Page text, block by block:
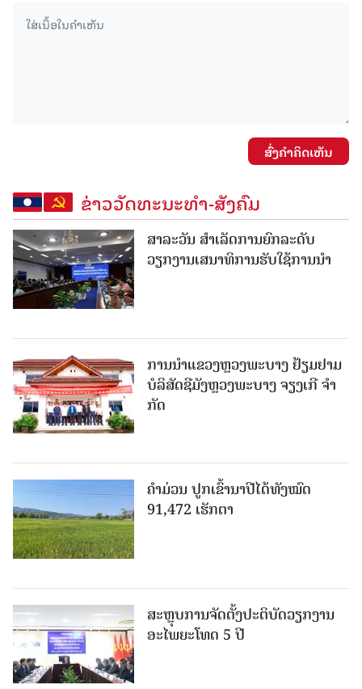
ສົ່ງຄໍາຄິດເຫັນ
ຂ່າວວັດທະນະທຳ-ສັງຄົມ
ສາລະວັນ ສໍາເລັດການຍົກລະດັບ
ວຽກງານເສນາທິການຮັບໃຊ້ການນໍາ
ການນຳແຂວງຫຼວງພະບາງ ຢ້ຽມ​ຢາມ
ບໍ​ລິ​ສັດຊີມັງຫຼວງພະບາງ ຈຽງເກີ ຈໍາ
ກັດ
ຄໍາມ່ວນ ປູກເຂົ້ານາປີໄດ້ທັງໝົດ
91,472 ເຮັກຕາ
ສະຫຼຸບການຈັດຕັ້ງປະຕິບັດວຽກງານ
ອະໄພຍະໂທດ 5 ປີ